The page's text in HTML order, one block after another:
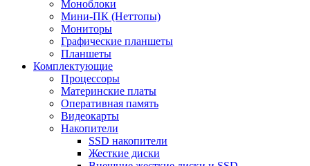
Моноблоки
Мини-ПК (Неттопы)
Мониторы
Графические планшеты
Планшеты
Комплектующие
Процессоры
Материнские платы
Оперативная память
Видеокарты
Накопители
SSD накопители
Жесткие диски